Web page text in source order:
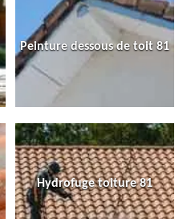
Peinture dessous de toit 81
Hydrofuge toiture 81